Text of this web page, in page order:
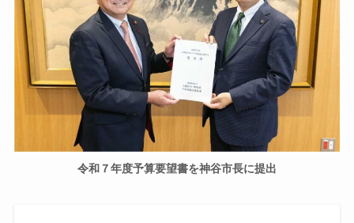
令和７年度予算要望書を神谷市長に提出